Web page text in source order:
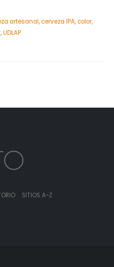
artesanal,cerveza IPA,color,
,UDLAP
SITIOS A-Z